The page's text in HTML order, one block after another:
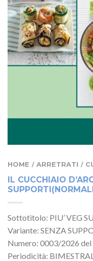
HOME / ARRETRATI /
IL CUCCHIAIO
Sottotitolo: PIU’ VEG
Variante: SENZA
Numero: 0003/2026
Periodicità: